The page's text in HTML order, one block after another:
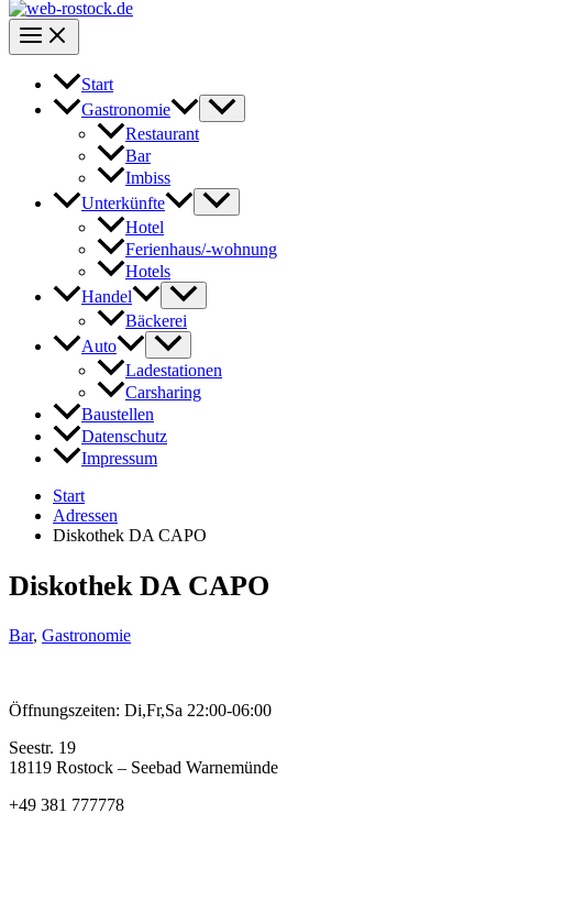
Start
Gastronomie
Restaurant
Bar
Imbiss
Unterkünfte
Hotel
Ferienhaus/-wohnung
Hotels
Handel
Bäckerei
Auto
Ladestationen
Carsharing
Baustellen
Datenschutz
Impressum
Start
Adressen
Diskothek DA CAPO
Diskothek DA CAPO
Bar, Gastronomie
Öffnungszeiten: Di,Fr,Sa 22:00-06:00
Seestr. 19
18119 Rostock – Seebad Warnemünde
+49 381 777778